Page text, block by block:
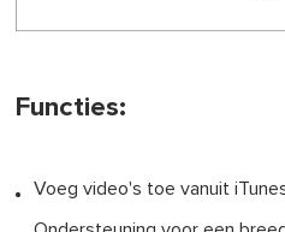
Functies:
Voeg video's toe vanuit